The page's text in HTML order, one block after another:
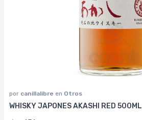
por canillalibre en Otros
WHISKY JAPONES AKASHI RED 500ML